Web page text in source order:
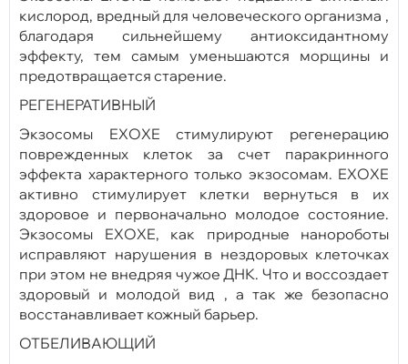
кислород, вредный для человеческого организма ,
благодаря сильнейшему антиоксидантному
эффекту, тем самым уменьшаются морщины и
предотвращается старение.
РЕГЕНЕРАТИВНЫЙ
Экзосомы EXOXE стимулируют регенерацию
поврежденных клеток за счет паракринного
эффекта характерного только экзосомам. EXOXE
активно cтимулирует клетки вернуться в их
здоровое и первоначально молодое состояние.
Экзосомы EXOXE, как природные нанороботы
исправляют нарушения в нездоровых клеточках
при этом не внедряя чужое ДНК. Что и воссоздает
здоровый и молодой вид , а так же безопасно
восстанавливает кожный барьер.
ОТБЕЛИВАЮЩИЙ